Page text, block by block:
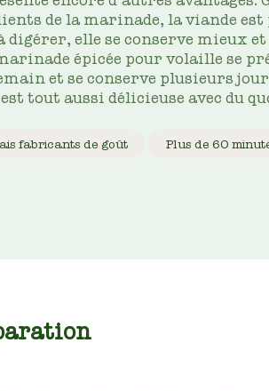
de la marinade, la viande est
digérer, elle se conserve mieux
épicée pour volaille se
et se conserve plusieurs
tout aussi délicieuse avec du
fabricants de goût Plus de 60